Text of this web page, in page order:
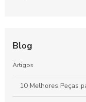
Blog
Artigos
10 Melhores Peças